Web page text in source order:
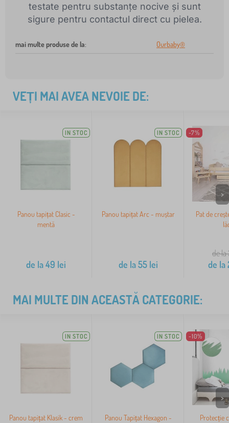
testate pentru substanțe nocive și sunt
sigure pentru contactul direct cu pielea.
mai multe produse de la: Ourbaby®
VEȚI MAI AVEA NEVOIE DE:
IN STOC
Panou tapițat Clasic -
mentă
de la49 lei
IN STOC
Panou tapițat Arc - muștar
de la55lei
-7%
Pat de
de la
de la
>
MAI MULTE DIN ACEASTĂ CATEGORIE:
IN STOC
Panou tapițat Klasik - crem
IN STOC
Panou Tapițat Hexagon -
-10%
Protecție
>